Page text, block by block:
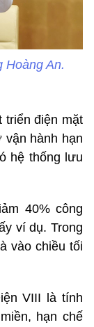
An.
triển điện mặt
hành hạn
hệ thống lưu
40% công
ví dụ. Trong
vào chiều tối
VIII là tính
hạn chế